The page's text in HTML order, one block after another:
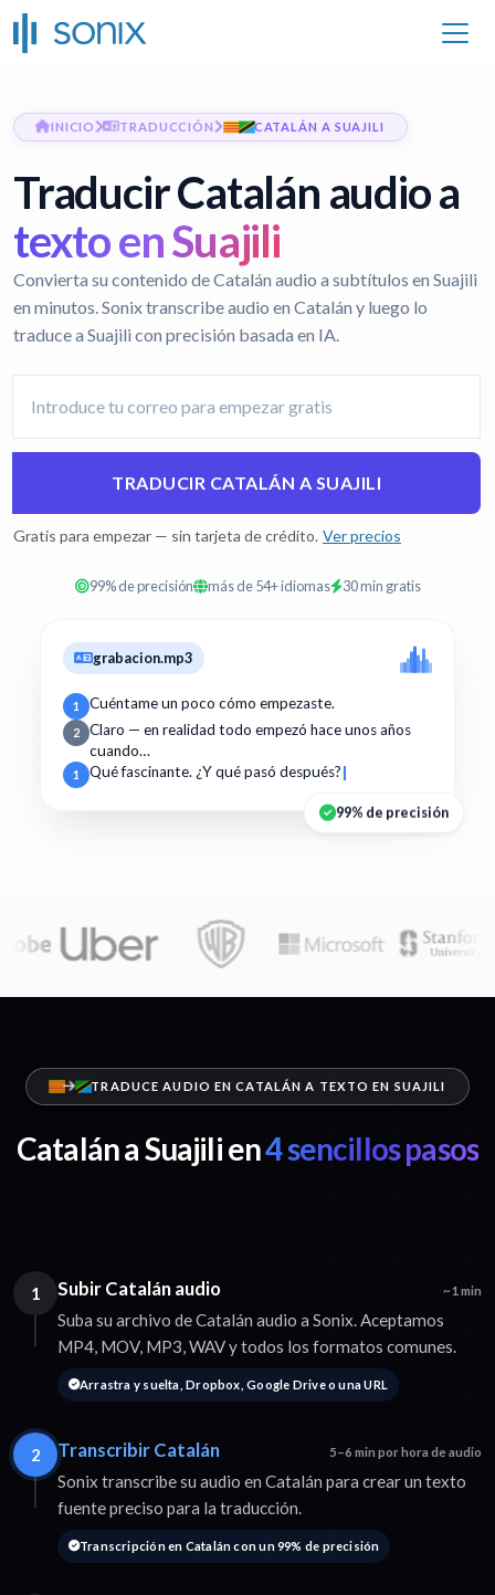
INICIO TRADUCCIÓN CATALÁN A SUAJILI
Traducir Catalán audio a
texto en Suajili
Convierta su contenido de Catalán audio a subtítulos en Suajili
en minutos. Sonix transcribe audio en Catalán y luego lo
traduce a Suajili con precisión basada en IA.
TRADUCIR CATALÁN A SUAJILI
Gratis para empezar — sin tarjeta de crédito. Ver precios
99% de precisión más de 54+ idiomas 30 min gratis
grabacion.mp3
1 Cuéntame un poco cómo empezaste.
2
Claro — en realidad todo empezó hace unos años
cuando…
1 Qué fascinante. ¿Y qué pasó después?
99% de precisión
TRADUCE AUDIO EN CATALÁN A TEXTO EN SUAJILI
Catalán a Suajili en4 sencillos pasos
1 Subir Catalán audio ~1 min
Suba su archivo de Catalán audio a Sonix. Aceptamos
MP4, MOV, MP3, WAV y todos los formatos comunes.
Arrastra y suelta, Dropbox, Google Drive o una URL
2 Transcribir Catalán 5–6 min por hora de audio
Sonix transcribe su audio en Catalán para crear un texto
fuente preciso para la traducción.
Transcripción en Catalán con un 99% de precisión